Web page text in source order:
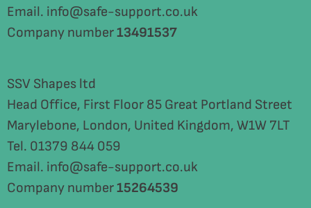
Email. info@safe-support.co.uk
Company number13491537
SSV Shapes ltd
Head Office, First Floor 85 Great Portland Street
Marylebone, London, United Kingdom, W1W 7LT
Tel. 01379 844 059
Email. info@safe-support.co.uk
Company number15264539